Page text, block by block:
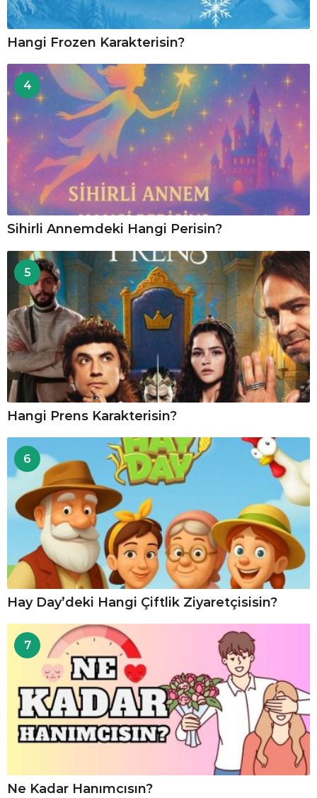
Hangi Frozen Karakterisin?
4
Sihirli Annemdeki Hangi Perisin?
5
Hangi Prens Karakterisin?
6
Hay Day’deki Hangi Çiftlik Ziyaretçisisin?
7
Ne Kadar Hanımcısın?